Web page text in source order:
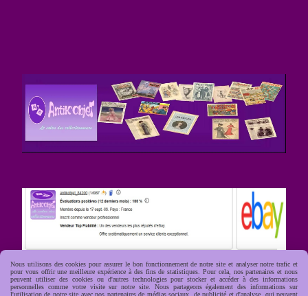
Nous utilisons des cookies pour assurer le bon fonctionnement de notre site et analyser notre trafic et
pour vous offrir une meilleure expérience à des fins de statistiques. Pour cela, nos partenaires et nous
peuvent utiliser des cookies ou d'autres technologies pour stocker et accéder à des informations
personnelles comme votre visite sur notre site. Nous partageons également des informations sur
l'utilisation de notre site avec nos partenaires de médias sociaux, de publicité et d'analyse, qui peuvent